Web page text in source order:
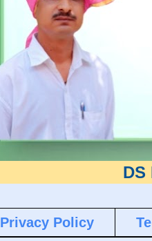
DS
Privacy Policy